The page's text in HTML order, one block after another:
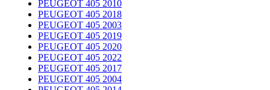
PEUGEOT 405 2010
PEUGEOT 405 2018
PEUGEOT 405 2003
PEUGEOT 405 2019
PEUGEOT 405 2020
PEUGEOT 405 2022
PEUGEOT 405 2017
PEUGEOT 405 2004